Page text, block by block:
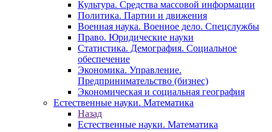
Культура. Средства массовой информации
Политика. Партии и движения
Военная наука. Военное дело. Спецслужбы
Право. Юридические науки
Статистика. Демография. Социальное
обеспечение
Экономика. Управление.
Предпринимательство (бизнес)
Экономическая и социальная география
Естественные науки. Математика
Назад
Естественные науки. Математика